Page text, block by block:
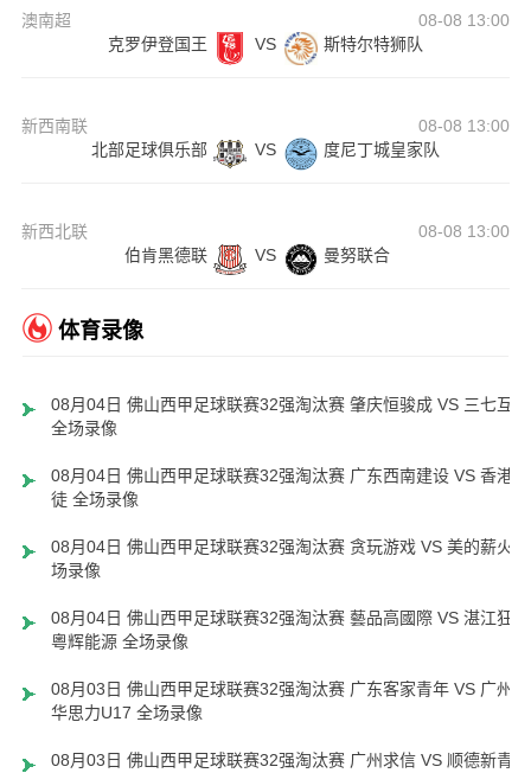
澳南超
08-08 13:00
克罗伊登国王
VS 斯特尔特狮队
新西南联
08-08 13:00
北部足球俱乐部
VS 度尼丁城皇家队
新西北联
08-08 13:00
伯肯黑德联
VS 曼努联合
体育录像
08月04日 佛山西甲足球联赛32强淘汰赛 肇庆恒骏成 VS 三七互娱
全场录像
08月04日 佛山西甲足球联赛32强淘汰赛 广东西南建设 VS 香港圣
徒 全场录像
08月04日 佛山西甲足球联赛32强淘汰赛 贪玩游戏 VS 美的薪火
场录像
08月04日 佛山西甲足球联赛32强淘汰赛 藝品高國際 VS 湛江狂狼
粵辉能源 全场录像
08月03日 佛山西甲足球联赛32强淘汰赛 广东客家青年 VS 广州英
华思力U17 全场录像
08月03日 佛山西甲足球联赛32强淘汰赛 广州求信 VS 顺德新青年